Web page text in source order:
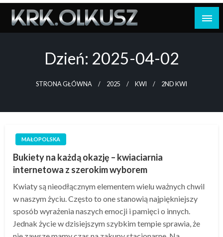
Skip
content
Dzień: 2025-04-02
STRONA GŁÓWNA 2025 KWI 2ND KWI
MAŁOPOLSKA
Bukiety na każdą okazję – kwiaciarnia
internetowa z szerokim wyborem
Kwiaty są nieodłącznym elementem wielu ważnych chwil
w naszym życiu. Często to one stanowią najpiękniejszy
sposób wyrażenia naszych emocji i pamięci o innych.
Jednak życie w dzisiejszym szybkim tempie sprawia, że